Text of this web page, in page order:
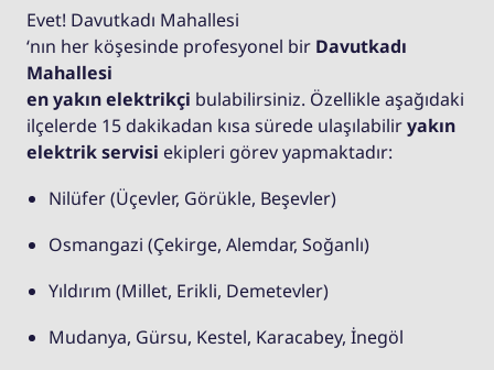
Evet! Davutkadı Mahallesi
‘nın her köşesinde profesyonel bir Davutkadı
Mahallesi
en yakın elektrikçi bulabilirsiniz. Özellikle aşağıdaki
ilçelerde 15 dakikadan kısa sürede ulaşılabiliryakın
elektrik servisi ekipleri görev yapmaktadır:
Nilüfer (Üçevler, Görükle, Beşevler)
Osmangazi (Çekirge, Alemdar, Soğanlı)
Yıldırım (Millet, Erikli, Demetevler)
Mudanya, Gürsu, Kestel, Karacabey, İnegöl